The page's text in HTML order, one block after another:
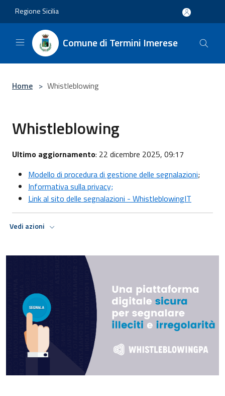
Regione Sicilia
Comune di Termini Imerese
Home > Whistleblowing
Whistleblowing
Ultimo aggiornamento: 22 dicembre 2025, 09:17
Modello di procedura di gestione delle segnalazioni;
Informativa sulla privacy;
Link al sito delle segnalazioni - WhistleblowingIT
Vedi azioni